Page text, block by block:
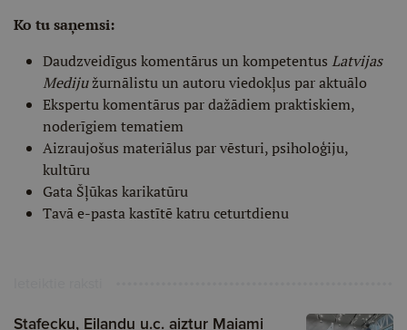
Ko tu saņemsi:
Daudzveidīgus komentārus un kompetentus Latvijas
Medijužurnālistu un autoru viedokļus par aktuālo
Ekspertu komentārus par dažādiem praktiskiem,
noderīgiem tematiem
Aizraujošus materiālus par vēsturi, psiholoģiju,
kultūru
Gata Šļūkas karikatūru
Tavā e-pasta kastītē katru ceturtdienu
Stafecku, Eilandu u.c. aiztur Maiami